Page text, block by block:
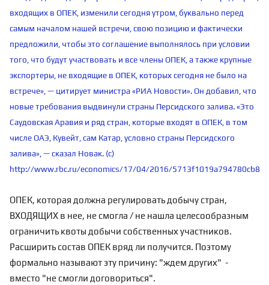
входящих в ОПЕК, изменили сегодня утром, буквально перед
самым началом нашей встречи, свою позицию и фактически
предложили, чтобы это соглашение выполнялось при условии
того, что будут участвовать и все члены ОПЕК, а также крупные
экспортеры, не входящие в ОПЕК, которых сегодня не было на
встрече», — цитирует министра «РИА Новости». Он добавил, что
новые требования выдвинули страны Персидского залива. «Это
Саудовская Аравия и ряд стран, которые входят в ОПЕК, в том
числе ОАЭ, Кувейт, сам Катар, условно страны Персидского
залива», — сказал Новак. (с)
http://www.rbc.ru/economics/17/04/2016/
ОПЕК, которая должна регулировать добычу стран,
ВХОДЯЩИХ в нее, не смогла / не нашла целесообразным
ограничить квоты добычи собственных участников.
Расширить состав ОПЕК вряд ли получится. Поэтому
формально называют эту причину: "ждем других" -
вместо "не смогли договориться".